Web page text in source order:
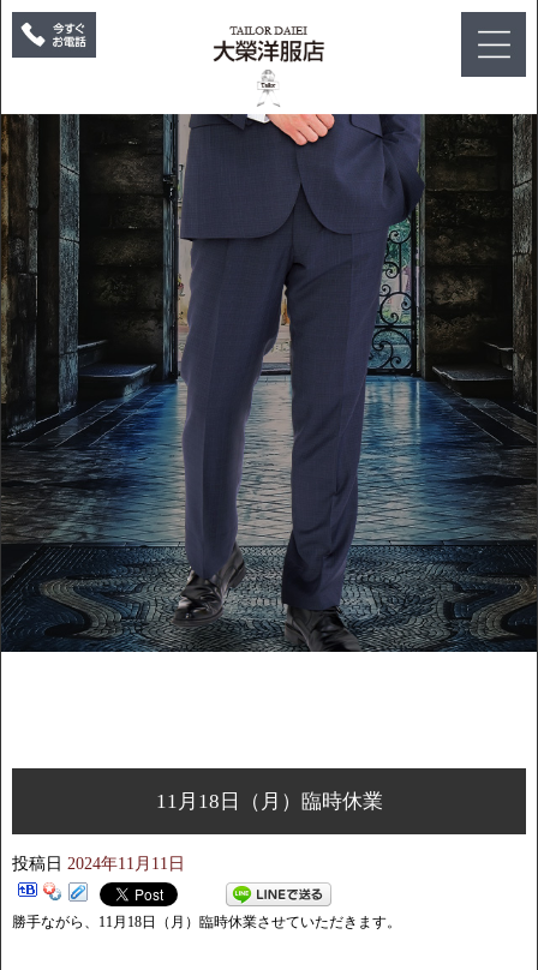
11月18日（月）臨時休業
投稿日 2024年11月11日
勝手ながら、11月18日（月）臨時休業させていただきます。